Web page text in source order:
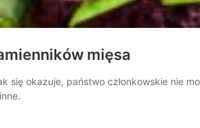
mięsa
się okazuje, państwo członkowskie